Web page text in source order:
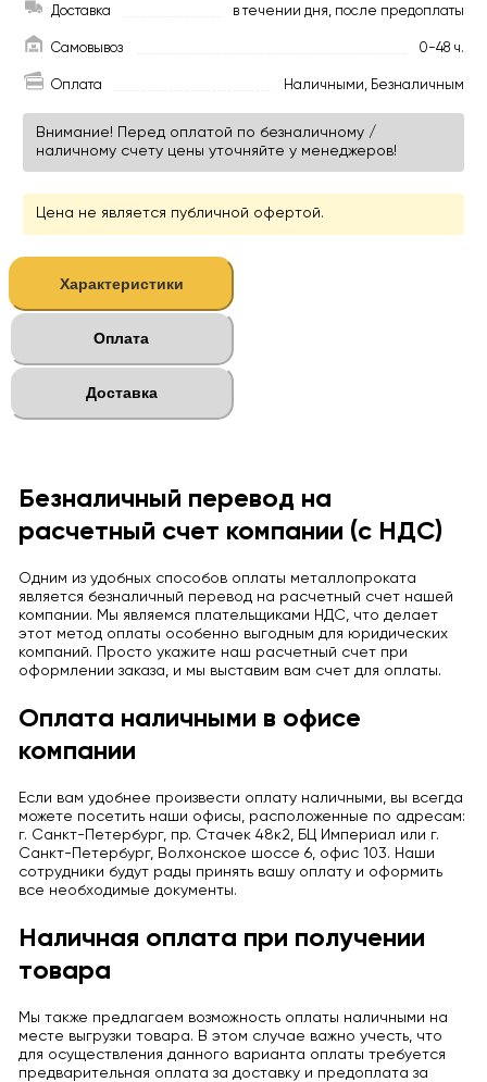
Доставка в течении дня, после предоплаты
Самовывоз 0-48 ч.
Оплата Наличными, Безналичным
Внимание! Перед оплатой по безналичному /
наличному счету цены уточняйте у менеджеров!
Цена не является публичной офертой.
Характеристики
Оплата
Доставка
Безналичный перевод на
расчетный счет компании (с НДС)
Одним из удобных способов оплаты металлопроката
является безналичный перевод на расчетный счет нашей
компании. Мы являемся плательщиками НДС, что делает
этот метод оплаты особенно выгодным для юридических
компаний. Просто укажите наш расчетный счет при
оформлении заказа, и мы выставим вам счет для оплаты.
Оплата наличными в офисе
компании
Если вам удобнее произвести оплату наличными, вы всегда
можете посетить наши офисы, расположенные по адресам:
г. Санкт-Петербург, пр. Стачек 48к2, БЦ Империал или г.
Санкт-Петербург, Волхонское шоссе 6, офис 103. Наши
сотрудники будут рады принять вашу оплату и оформить
все необходимые документы.
Наличная оплата при получении
товара
Мы также предлагаем возможность оплаты наличными на
месте выгрузки товара. В этом случае важно учесть, что
для осуществления данного варианта оплаты требуется
предварительная оплата за доставку и предоплата за